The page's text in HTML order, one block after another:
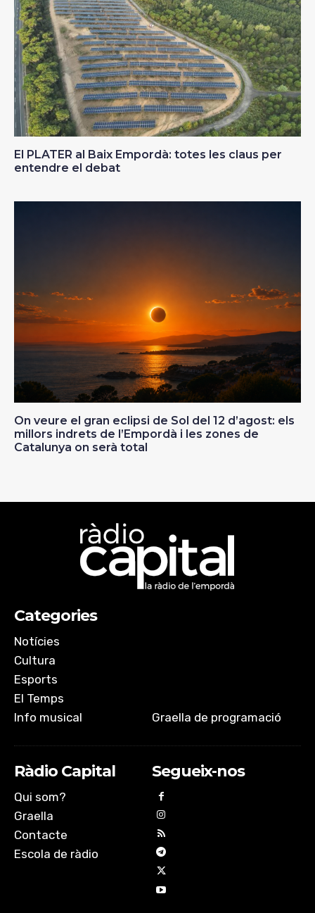
El PLATER al Baix Empordà: totes les claus per
entendre el debat
On veure el gran eclipsi de Sol del 12 d’agost: els
millors indrets de l’Empordà i les zones de
Catalunya on serà total
Categories
Notícies
Cultura
Esports
El Temps
Info musical
Graella de programació
Ràdio Capital
Qui som?
Graella
Contacte
Escola de ràdio
Segueix-nos